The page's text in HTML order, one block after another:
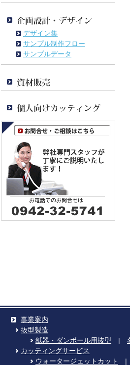
デザイン集
サンプル制作フロー
サンプルデータ
事業案内
抜型製造
紙器・ダンボール用抜型 |
カッティングサービス
ウォータージェットカット
|